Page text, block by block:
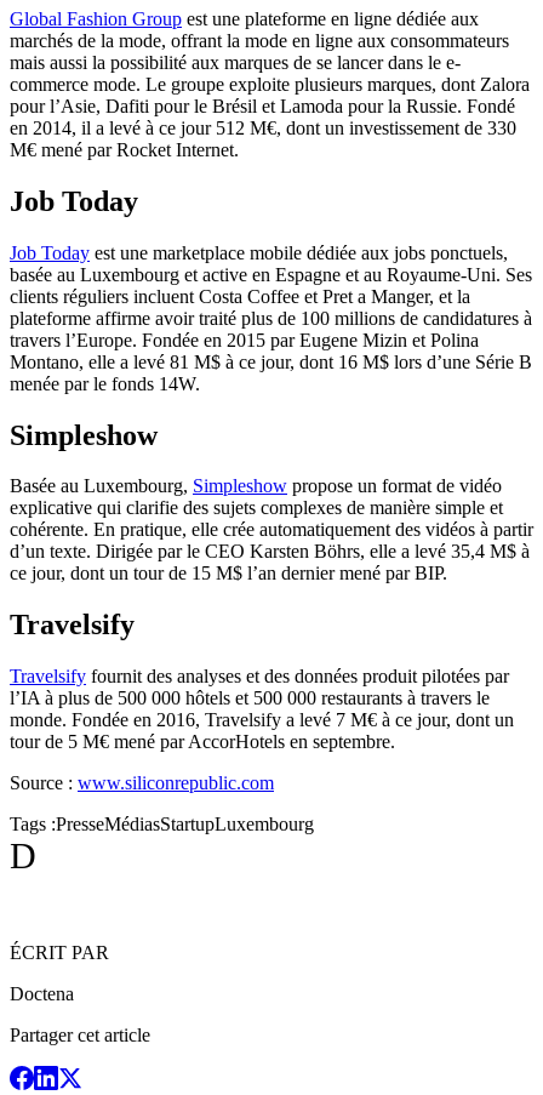
Global Fashion Group est une plateforme en ligne dédiée aux
marchés de la mode, offrant la mode en ligne aux consommateurs
mais aussi la possibilité aux marques de se lancer dans le e-
commerce mode. Le groupe exploite plusieurs marques, dont Zalora
pour l’Asie, Dafiti pour le Brésil et Lamoda pour la Russie. Fondé
en 2014, il a levé à ce jour 512 M€, dont un investissement de 330
M€ mené par Rocket Internet.
Job Today
Job Today est une marketplace mobile dédiée aux jobs ponctuels,
basée au Luxembourg et active en Espagne et au Royaume-Uni. Ses
clients réguliers incluent Costa Coffee et Pret a Manger, et la
plateforme affirme avoir traité plus de 100 millions de candidatures à
travers l’Europe. Fondée en 2015 par Eugene Mizin et Polina
Montano, elle a levé 81 M$ à ce jour, dont 16 M$ lors d’une Série B
menée par le fonds 14W.
Simpleshow
Basée au Luxembourg, Simpleshow propose un format de vidéo
explicative qui clarifie des sujets complexes de manière simple et
cohérente. En pratique, elle crée automatiquement des vidéos à partir
d’un texte. Dirigée par le CEO Karsten Böhrs, elle a levé 35,4 M$ à
ce jour, dont un tour de 15 M$ l’an dernier mené par BIP.
Travelsify
Travelsify fournit des analyses et des données produit pilotées par
l’IA à plus de 500 000 hôtels et 500 000 restaurants à travers le
monde. Fondée en 2016, Travelsify a levé 7 M€ à ce jour, dont un
tour de 5 M€ mené par AccorHotels en septembre.
Source : www.siliconrepublic.com
Tags :PresseMédiasStartupLuxembourg
D
ÉCRIT PAR
Doctena
Partager cet article